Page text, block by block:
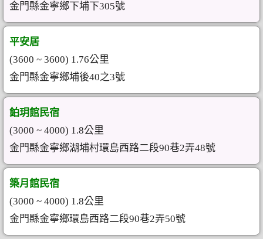
金門縣金寧鄉下埔下305號
平安居
(3600 ~ 3600) 1.76公里
金門縣金寧鄉埔後40之3號
鉑玥館民宿
(3000 ~ 4000) 1.8公里
金門縣金寧鄉湖埔村環島西路二段90巷2弄48號
築月館民宿
(3000 ~ 4000) 1.8公里
金門縣金寧鄉環島西路二段90巷2弄50號